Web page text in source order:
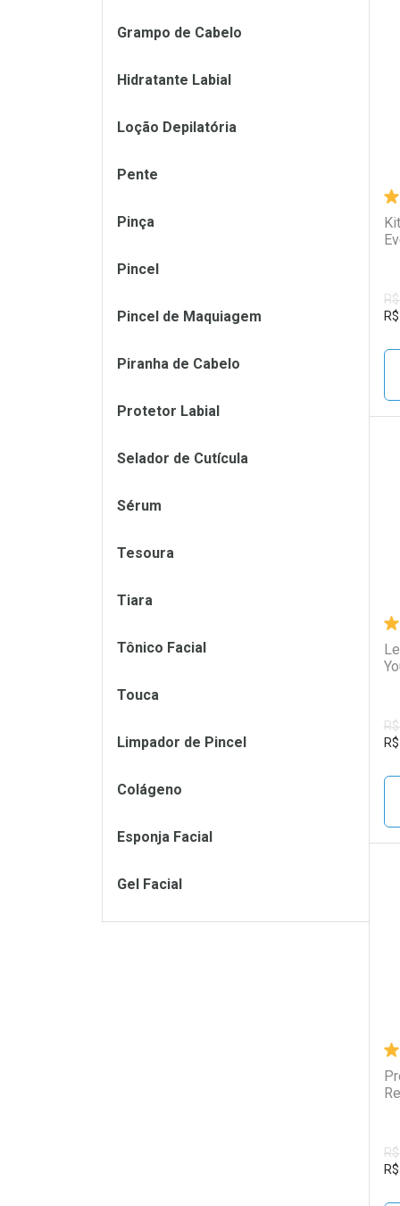
R$
R$
R$
Grampo de Cabelo
Hidratante Labial
Loção Depilatória
Pente
Pinça
Pincel
Pincel de Maquiagem
Piranha de Cabelo
Protetor Labial
Selador de Cutícula
Sérum
Tesoura
Tiara
Tônico Facial
Touca
Limpador de Pincel
Colágeno
Esponja Facial
Gel Facial